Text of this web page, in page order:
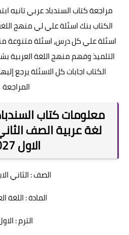
الكتاب بنك اسئلة علي لي منهج
اسئلة علي كل درس, اسئلة متنوعة
التلميذ وفهم منهج اللغة
الكتاب اجابات كل الاسئلة يرجع
المراجعة
معلومات كتاب
لغة عربية الصف
الاول 2027
الصف : الثاني
المادة : اللغة
الترم :